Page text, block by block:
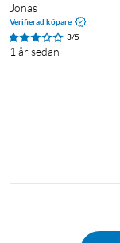
Jonas
Verifierad köpare
3/5
1 år sedan